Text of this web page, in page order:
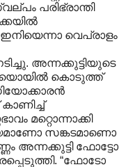
പരിഭ്രാന്തി
വെപ്രാളം
അന്നക്കുട്ടിയുടെ
കൊടുത്ത്
മറ്റൊന്നാക്കി
സങ്കടമാണൊ
അന്നക്കുട്ടി ഫോട്ടോ
“ഫോടോ